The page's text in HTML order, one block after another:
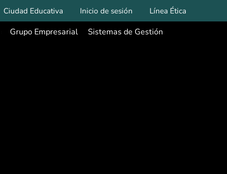
Ciudad Educativa Inicio de sesión Línea Ética
Grupo Empresarial Sistemas de Gestión